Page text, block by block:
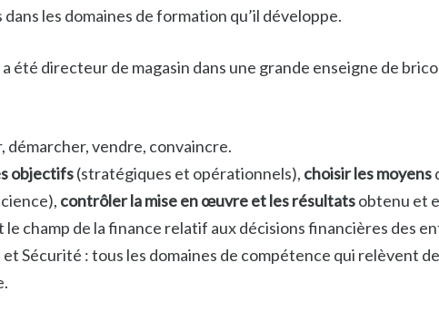
les domaines de formation qu’il développe.
été directeur de magasin dans une grande enseigne de
démarcher, vendre, convaincre.
objectifs(stratégiques et opérationnels), choisir les moyens
contrôler la mise en œuvre et les résultatsobtenu et
le champ de la finance relatif aux décisions financières des
Sécurité : tous les domaines de compétence qui relèvent